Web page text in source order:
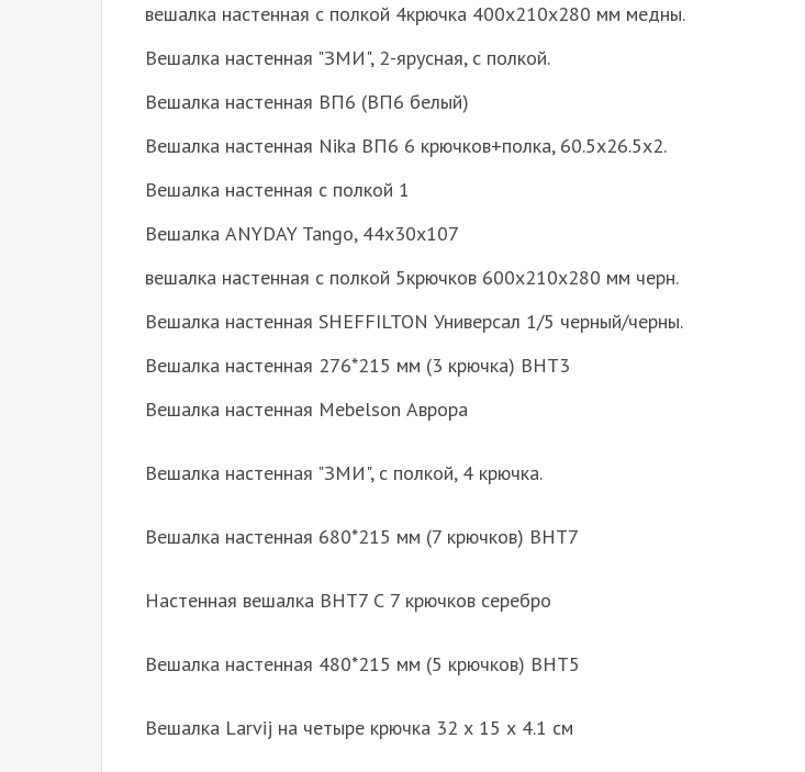
вешалка настенная с полкой 4крючка 400х210х280 мм медны.
Вешалка настенная "ЗМИ", 2-ярусная, с полкой.
Вешалка настенная ВП6 (ВП6 белый)
Вешалка настенная Nika ВП6 6 крючков+полка, 60.5х26.5х2.
Вешалка настенная с полкой 1
Вешалка ANYDAY Tango, 44х30х107
вешалка настенная с полкой 5крючков 600х210х280 мм черн.
Вешалка настенная SHEFFILTON Универсал 1/5 черный/черны.
Вешалка настенная 276*215 мм (3 крючка) ВНТ3
Вешалка настенная Mebelson Аврора
Вешалка настенная "ЗМИ", с полкой, 4 крючка.
Вешалка настенная 680*215 мм (7 крючков) ВНТ7
Настенная вешалка ВНТ7 С 7 крючков серебро
Вешалка настенная 480*215 мм (5 крючков) ВНТ5
Вешалка Larvij на четыре крючка 32 х 15 х 4.1 см